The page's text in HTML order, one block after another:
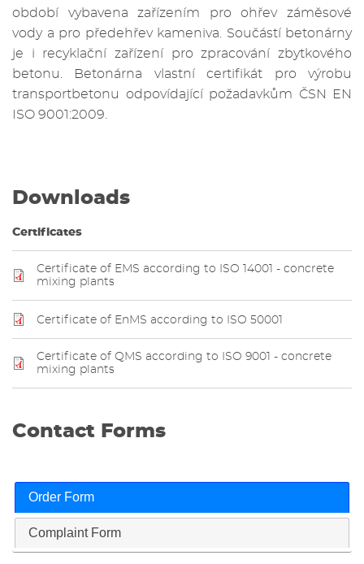
období vybavena zařízením pro ohřev záměsové
vody a pro předehřev kameniva. Součástí betonárny
je i recyklační zařízení pro zpracování zbytkového
betonu. Betonárna vlastní certifikát pro výrobu
transportbetonu odpovídající požadavkům ČSN EN
ISO 9001:2009.
Downloads
Certificates
Certificate of EMS according to ISO 14001 - concrete
mixing plants
Certificate of EnMS according to ISO 50001
Certificate of QMS according to ISO 9001 - concrete
mixing plants
Contact Forms
Order Form
Complaint Form